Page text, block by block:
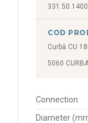
331.50.1400
COD
Curbă CU
5060
Connection
Diameter